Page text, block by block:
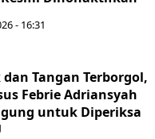
- 16:31
Tangan Terborgol,
Febrie Adriansyah
untuk Diperiksa